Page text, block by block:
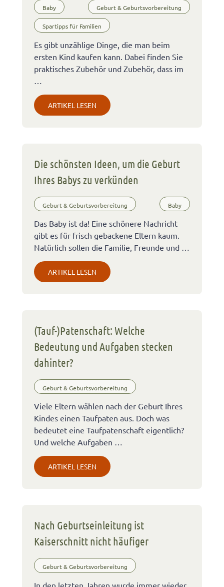
Baby Geburt & Geburtsvorbereitung
Spartipps für Familien
Es gibt unzählige Dinge, die man beim
ersten Kind kaufen kann. Dabei finden Sie
praktisches Zubehör und Zubehör, dass im
ARTIKEL LESEN
Die schönsten Ideen, um die Geburt
Ihres Babys zu verkünden
Geburt & Geburtsvorbereitung Baby
Das Baby ist da! Eine schönere Nachricht
gibt es für frisch gebackene Eltern kaum.
Natürlich sollen die Familie, Freunde und …
ARTIKEL LESEN
(Tauf-)Patenschaft: Welche
Bedeutung und Aufgaben stecken
dahinter?
Geburt & Geburtsvorbereitung
Viele Eltern wählen nach der Geburt Ihres
Kindes einen Taufpaten aus. Doch was
bedeutet eine Taufpatenschaft eigentlich?
Und welche Aufgaben …
ARTIKEL LESEN
Nach Geburtseinleitung ist
Kaiserschnitt nicht häufiger
Geburt & Geburtsvorbereitung
In den letzten Jahren wurde immer wieder